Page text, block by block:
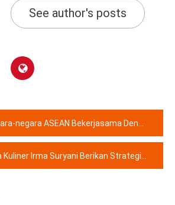
See author's posts
ASEAN Bekerjasama Dengan Finlandia Untuk Membangun Masa Depan Ekonomi Sirkular
Suryani Berikan Strategi Branding Produk Bangun Brand Identity Yang Solid